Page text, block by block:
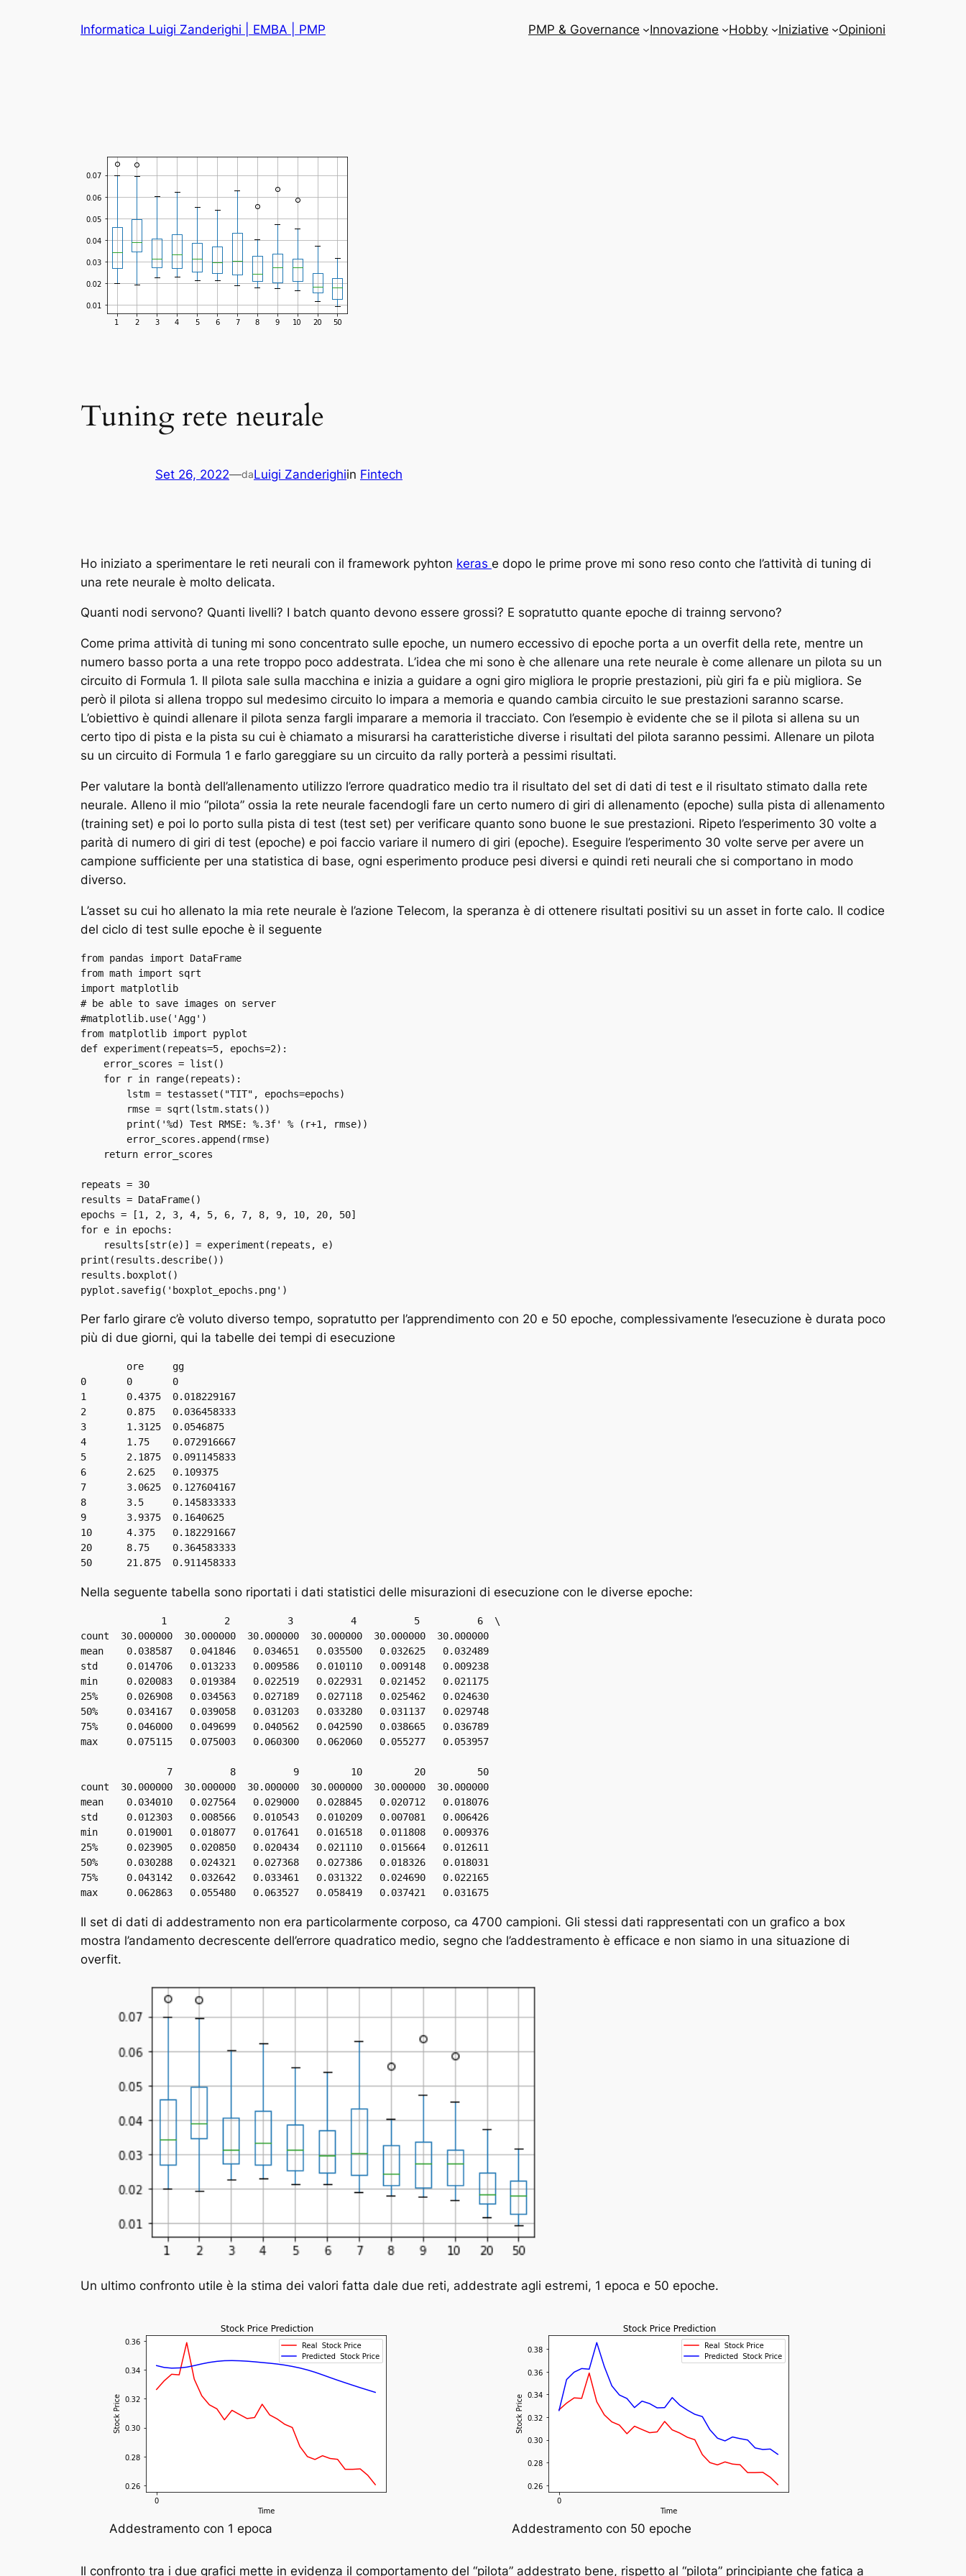
Informatica Luigi Zanderighi | EMBA | PMP PMP & Governance Innovazione Hobby Iniziative Opinioni
Tuning rete neurale
Set 26, 2022—daLuigi Zanderighiin Fintech
Ho iniziato a sperimentare le reti neurali con il framework pyhton keras e dopo le prime prove mi sono reso conto che l’attività di tuning di
una rete neurale è molto delicata.
Quanti nodi servono? Quanti livelli? I batch quanto devono essere grossi? E sopratutto quante epoche di trainng servono?
Come prima attività di tuning mi sono concentrato sulle epoche, un numero eccessivo di epoche porta a un overfit della rete, mentre un
numero basso porta a una rete troppo poco addestrata. L’idea che mi sono è che allenare una rete neurale è come allenare un pilota su un
circuito di Formula 1. Il pilota sale sulla macchina e inizia a guidare a ogni giro migliora le proprie prestazioni, più giri fa e più migliora. Se
però il pilota si allena troppo sul medesimo circuito lo impara a memoria e quando cambia circuito le sue prestazioni saranno scarse.
L’obiettivo è quindi allenare il pilota senza fargli imparare a memoria il tracciato. Con l’esempio è evidente che se il pilota si allena su un
certo tipo di pista e la pista su cui è chiamato a misurarsi ha caratteristiche diverse i risultati del pilota saranno pessimi. Allenare un pilota
su un circuito di Formula 1 e farlo gareggiare su un circuito da rally porterà a pessimi risultati.
Per valutare la bontà dell’allenamento utilizzo l’errore quadratico medio tra il risultato del set di dati di test e il risultato stimato dalla rete
neurale. Alleno il mio “pilota” ossia la rete neurale facendogli fare un certo numero di giri di allenamento (epoche) sulla pista di allenamento
(training set) e poi lo porto sulla pista di test (test set) per verificare quanto sono buone le sue prestazioni. Ripeto l’esperimento 30 volte a
parità di numero di giri di test (epoche) e poi faccio variare il numero di giri (epoche). Eseguire l’esperimento 30 volte serve per avere un
campione sufficiente per una statistica di base, ogni esperimento produce pesi diversi e quindi reti neurali che si comportano in modo
diverso.
L’asset su cui ho allenato la mia rete neurale è l’azione Telecom, la speranza è di ottenere risultati positivi su un asset in forte calo. Il codice
del ciclo di test sulle epoche è il seguente
from pandas import DataFrame
from math import sqrt
import matplotlib
# be able to save images on server
#matplotlib.use('Agg')
from matplotlib import pyplot
def experiment(repeats=5, epochs=2):
repeats = 30
results = DataFrame()
epochs = [1, 2, 3, 4, 5, 6, 7, 8, 9, 10, 20, 50]
for e in epochs:
print(results.describe())
results.boxplot()
pyplot.savefig('boxplot_epochs.png')
Per farlo girare c’è voluto diverso tempo, sopratutto per l’apprendimento con 20 e 50 epoche, complessivamente l’esecuzione è durata poco
più di due giorni, qui la tabelle dei tempi di esecuzione
0	0	0
1	0.4375	0.018229167
2	0.875	0.036458333
3	1.3125	0.0546875
4	1.75	0.072916667
5	2.1875	0.091145833
6	2.625	0.109375
7	3.0625	0.127604167
8	3.5	0.145833333
9	3.9375	0.1640625
10	4.375	0.182291667
20	8.75	0.364583333
Nella seguente tabella sono riportati i dati statistici delle misurazioni di esecuzione con le diverse epoche:
count  30.000000  30.000000  30.000000  30.000000  30.000000  30.000000
mean    0.038587   0.041846   0.034651   0.035500   0.032625   0.032489
std     0.014706   0.013233   0.009586   0.010110   0.009148   0.009238
min     0.020083   0.019384   0.022519   0.022931   0.021452   0.021175
25%     0.026908   0.034563   0.027189   0.027118   0.025462   0.024630
50%     0.034167   0.039058   0.031203   0.033280   0.031137   0.029748
75%     0.046000   0.049699   0.040562   0.042590   0.038665   0.036789
max     0.075115   0.075003   0.060300   0.062060   0.055277   0.053957
count  30.000000  30.000000  30.000000  30.000000  30.000000  30.000000
mean    0.034010   0.027564   0.029000   0.028845   0.020712   0.018076
std     0.012303   0.008566   0.010543   0.010209   0.007081   0.006426
min     0.019001   0.018077   0.017641   0.016518   0.011808   0.009376
25%     0.023905   0.020850   0.020434   0.021110   0.015664   0.012611
50%     0.030288   0.024321   0.027368   0.027386   0.018326   0.018031
75%     0.043142   0.032642   0.033461   0.031322   0.024690   0.022165
max     0.062863   0.055480   0.063527   0.058419   0.037421   0.031675
Il set di dati di addestramento non era particolarmente corposo, ca 4700 campioni. Gli stessi dati rappresentati con un grafico a box
mostra l’andamento decrescente dell’errore quadratico medio, segno che l’addestramento è efficace e non siamo in una situazione di
overfit.
Un ultimo confronto utile è la stima dei valori fatta dale due reti, addestrate agli estremi, 1 epoca e 50 epoche.
Addestramento con 1 epoca Addestramento con 50 epoche
Il confronto tra i due grafici mette in evidenza il comportamento del “pilota” addestrato bene, rispetto al “pilota” principiante che fatica a